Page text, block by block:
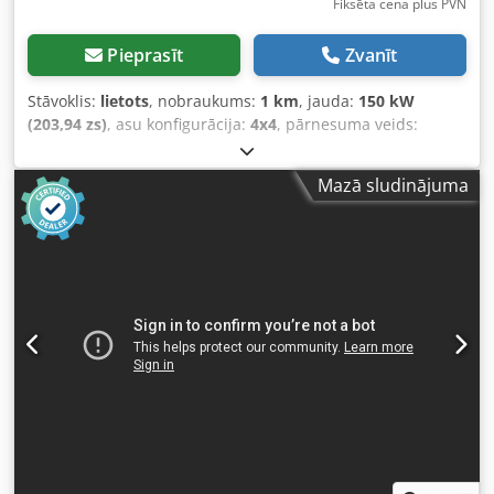
Fiksēta cena plus PVN
Pieprasīt Zvanīt
Stāvoklis: lietots, nobraukums: 1 km, jauda: 150 kW
(203,94 zs), asu konfigurācija: 4x4, pārnesuma veids:
, Ražošanas gads:
Celtspēja: 1 730 kg Pilna masa: 20 930 kg Lai iegūtu
papildu informāciju, lūdzu, sazinieties ar Emal Jaweed.
Walzenzug, Bomag BW 219 DH-4, ražošanas gads: 2013,
darba stundas: 6 523 h, garums: 6 000 mm, platums: 2 300
2 200 apgr./min, riepu izmērs: 800/60 R24 10.9,
maksimālais braukšanas ātrums: 13 km/h, EasyDrive
(hidrostatiskais piedziņas pārnesums) (SN), hidrostatiska
Mazā sludinājuma